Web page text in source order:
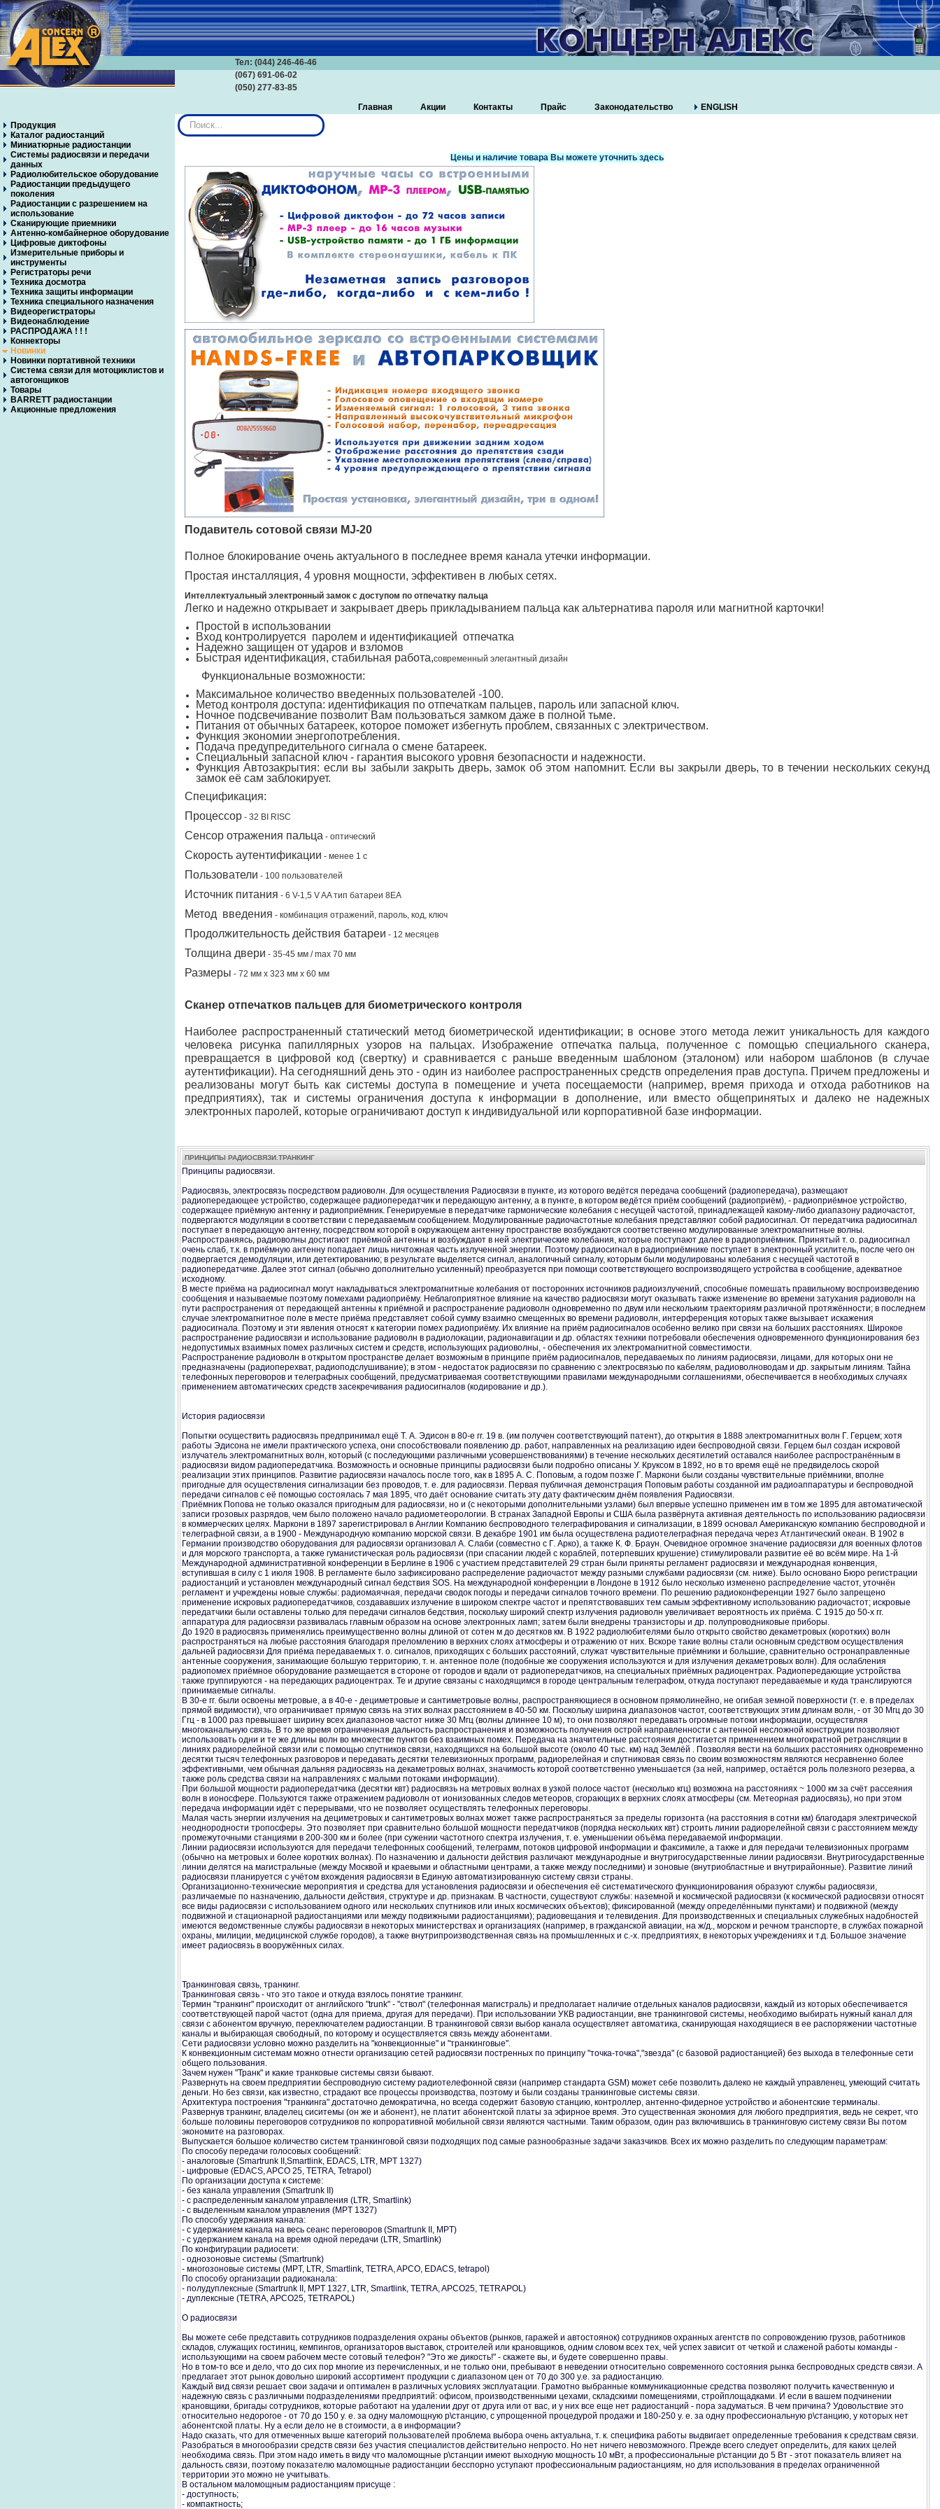
Тел: (044) 246-46-46
(067) 691-06-02
(050) 277-83-85
Главная
Акции Контакты Прайс Законодательство
ENGLISH
Продукция
Каталог радиостанций
Миниатюрные радиостанции
Системы радиосвязи и передачи
данных
Радиолюбительское оборудование
Радиостанции предыдущего
поколения
Радиостанции с разрешением на
использование
Сканирующие приемники
Антенно-комбайнерное оборудование
Цифровые диктофоны
Измерительные приборы и
инструменты
Регистраторы речи
Техника досмотра
Техника защиты информации
Техника специального назначения
Видеорегистраторы
Видеонаблюдение
РАСПРОДАЖА ! ! !
Коннекторы
Новинки
Новинки портативной техники
Система связи для мотоциклистов и
автогонщиков
Товары
BARRETT радиостанции
Акционные предложения
Искать...
Цены и наличие товара Вы можете уточнить здесь
Подавитель сотовой связи MJ-20
Полное блокирование очень актуального в последнее время канала утечки информации.
Простая инсталляция, 4 уровня мощности, эффективен в любых сетях.
Интеллектуальный электронный замок с доступом по отпечатку пальца
Легко и надежно открывает и закрывает дверь прикладыванием пальца как альтернатива пароля или магнитной карточки!
Простой в использовании
Вход контролируется паролем и идентификацией отпечатка
Надежно защищен от ударов и взломов
Быстрая идентификация, стабильная работа,современный элегантный дизайн
Функциональные возможности:
Максимальное количество введенных пользователей -100.
Метод контроля доступа: идентификация по отпечаткам пальцев, пароль или запасной ключ.
Ночное подсвечивание позволит Вам пользоваться замком даже в полной тьме.
Питания от обычных батареек, которое поможет избегнуть проблем, связанных с электричеством.
Функция экономии энергопотребления.
Подача предупредительного сигнала о смене батареек.
Специальный запасной ключ - гарантия высокого уровня безопасности и надежности.
Функция Автозакрытия: если вы забыли закрыть дверь, замок об этом напомнит. Если вы закрыли дверь, то в течении нескольких секунд
замок её сам заблокирует.
Спецификация:
Процессор - 32 BІ RІSC
Сенсор отражения пальца - оптический
Скорость аутентификации - менее 1 с
Пользователи - 100 пользователей
Источник питания - 6 V-1,5 V AA тип батареи 8EA
Метод введения - комбинация отражений, пароль, код, ключ
Продолжительность действия батареи - 12 месяцев
Толщина двери - 35-45 мм / max 70 мм
Размеры - 72 мм x 323 мм x 60 мм
Сканер отпечатков пальцев для биометрического контроля
Наиболее распространенный статический метод биометрической идентификации; в основе этого метода лежит уникальность для каждого
человека рисунка папиллярных узоров на пальцах. Изображение отпечатка пальца, полученное с помощью специального сканера,
превращается в цифровой код (свертку) и сравнивается с раньше введенным шаблоном (эталоном) или набором шаблонов (в случае
аутентификации). На сегодняшний день это - один из наиболее распространенных средств определения прав доступа. Причем предложены и
реализованы могут быть как системы доступа в помещение и учета посещаемости (например, время прихода и отхода работников на
предприятиях), так и системы ограничения доступа к информации в дополнение, или вместо общепринятых и далеко не надежных
электронных паролей, которые ограничивают доступ к индивидуальной или корпоративной базе информации.
ПРИНЦИПЫ РАДИОСВЯЗИ.ТРАНКИНГ
Принципы радиосвязи.
Радиосвязь, электросвязь посредством радиоволн. Для осуществления Радиосвязи в пункте, из которого ведётся передача сообщений (радиопередача), размещают
радиопередающее устройство, содержащее радиопередатчик и передающую антенну, а в пункте, в котором ведётся приём сообщений (радиоприём), - радиоприёмное устройство,
содержащее приёмную антенну и радиоприёмник. Генерируемые в передатчике гармонические колебания с несущей частотой, принадлежащей какому-либо диапазону радиочастот,
подвергаются модуляции в соответствии с передаваемым сообщением. Модулированные радиочастотные колебания представляют собой радиосигнал. От передатчика радиосигнал
поступает в передающую антенну, посредством которой в окружающем антенну пространстве возбуждаются соответственно модулированные электромагнитные волны.
Распространяясь, радиоволны достигают приёмной антенны и возбуждают в ней электрические колебания, которые поступают далее в радиоприёмник. Принятый т. о. радиосигнал
очень слаб, т.к. в приёмную антенну попадает лишь ничтожная часть излученной энергии. Поэтому радиосигнал в радиоприёмнике поступает в электронный усилитель, после чего он
подвергается демодуляции, или детектированию; в результате выделяется сигнал, аналогичный сигналу, которым были модулированы колебания с несущей частотой в
радиопередатчике. Далее этот сигнал (обычно дополнительно усиленный) преобразуется при помощи соответствующего воспроизводящего устройства в сообщение, адекватное
исходному.
В месте приёма на радиосигнал могут накладываться электромагнитные колебания от посторонних источников радиоизлучений, способные помешать правильному воспроизведению
сообщения и называемые поэтому помехами радиоприёму. Неблагоприятное влияние на качество радиосвязи могут оказывать также изменение во времени затухания радиоволн на
пути распространения от передающей антенны к приёмной и распространение радиоволн одновременно по двум или нескольким траекториям различной протяжённости; в последнем
случае электромагнитное поле в месте приёма представляет собой сумму взаимно смещенных во времени радиоволн, интерференция которых также вызывает искажения
радиосигнала. Поэтому и эти явления относят к категории помех радиоприёму. Их влияние на приём радиосигналов особенно велико при связи на больших расстояниях. Широкое
распространение радиосвязи и использование радиоволн в радиолокации, радионавигации и др. областях техники потребовали обеспечения одновременного функционирования без
недопустимых взаимных помех различных систем и средств, использующих радиоволны, - обеспечения их электромагнитной совместимости.
Распространение радиоволн в открытом пространстве делает возможным в принципе приём радиосигналов, передаваемых по линиям радиосвязи, лицами, для которых они не
предназначены (радиоперехват, радиоподслушивание); в этом - недостаток радиосвязи по сравнению с электросвязью по кабелям, радиоволноводам и др. закрытым линиям. Тайна
телефонных переговоров и телеграфных сообщений, предусматриваемая соответствующими правилами международными соглашениями, обеспечивается в необходимых случаях
применением автоматических средств засекречивания радиосигналов (кодирование и др.).
История радиосвязи
Попытки осуществить радиосвязь предпринимал ещё Т. А. Эдисон в 80-е гг. 19 в. (им получен соответствующий патент), до открытия в 1888 электромагнитных волн Г. Герцем; хотя
работы Эдисона не имели практического успеха, они способствовали появлению др. работ, направленных на реализацию идеи беспроводной связи. Герцем был создан искровой
излучатель электромагнитных волн, который (с последующими различными усовершенствованиями) в течение нескольких десятилетий оставался наиболее распространённым в
радиосвязи видом радиопередатчика. Возможность и основные принципы радиосвязи были подробно описаны У. Круксом в 1892, но в то время ещё не предвиделось скорой
реализации этих принципов. Развитие радиосвязи началось после того, как в 1895 А. С. Поповым, а годом позже Г. Маркони были созданы чувствительные приёмники, вполне
пригодные для осуществления сигнализации без проводов, т. е. для радиосвязи. Первая публичная демонстрация Поповым работы созданной им радиоаппаратуры и беспроводной
передачи сигналов с её помощью состоялась 7 мая 1895, что даёт основание считать эту дату фактическим днём появления Радиосвязи.
Приёмник Попова не только оказался пригодным для радиосвязи, но и (с некоторыми дополнительными узлами) был впервые успешно применен им в том же 1895 для автоматической
записи грозовых разрядов, чем было положено начало радиометеорологии. В странах Западной Европы и США была развёрнута активная деятельность по использованию радиосвязи
в коммерческих целях. Маркони в 1897 зарегистрировал в Англии Компанию беспроводного телеграфирования и сигнализации, в 1899 основал Американскую компанию беспроводной и
телеграфной связи, а в 1900 - Международную компанию морской связи. В декабре 1901 им была осуществлена радиотелеграфная передача через Атлантический океан. В 1902 в
Германии производство оборудования для радиосвязи организовал А. Слаби (совместно с Г. Арко), а также К. Ф. Браун. Очевидное огромное значение радиосвязи для военных флотов
и для морского транспорта, а также гуманистическая роль радиосвязи (при спасании людей с кораблей, потерпевших крушение) стимулировали развитие её во всём мире. На 1-й
Международной административной конференции в Берлине в 1906 с участием представителей 29 стран были приняты регламент радиосвязи и международная конвенция,
вступившая в силу с 1 июля 1908. В регламенте было зафиксировано распределение радиочастот между разными службами радиосвязи (см. ниже). Было основано Бюро регистрации
радиостанций и установлен международный сигнал бедствия SOS. На международной конференции в Лондоне в 1912 было несколько изменено распределение частот, уточнён
регламент и учреждены новые службы: радиомаячная, передачи сводок погоды и передачи сигналов точного времени. По решению радиоконференции 1927 было запрещено
применение искровых радиопередатчиков, создававших излучение в широком спектре частот и препятствовавших тем самым эффективному использованию радиочастот; искровые
передатчики были оставлены только для передачи сигналов бедствия, поскольку широкий спектр излучения радиоволн увеличивает вероятность их приёма. С 1915 до 50-х гг.
аппаратура для радиосвязи развивалась главным образом на основе электронных ламп; затем были внедрены транзисторы и др. полупроводниковые приборы.
До 1920 в радиосвязь применялись преимущественно волны длиной от сотен м до десятков км. В 1922 радиолюбителями было открыто свойство декаметровых (коротких) волн
распространяться на любые расстояния благодаря преломлению в верхних слоях атмосферы и отражению от них. Вскоре такие волны стали основным средством осуществления
дальней радиосвязи Для приёма передаваемых т. о. сигналов, приходящих с больших расстояний, служат чувствительные приёмники и большие, сравнительно остронаправленные
антенные сооружения, занимающие большую территорию, т. н. антенное поле (подобные же сооружения используются и для излучения декаметровых волн). Для ослабления
радиопомех приёмное оборудование размещается в стороне от городов и вдали от радиопередатчиков, на специальных приёмных радиоцентрах. Радиопередающие устройства
также группируются - на передающих радиоцентрах. Те и другие связаны с находящимся в городе центральным телеграфом, откуда поступают передаваемые и куда транслируются
принимаемые сигналы.
В 30-е гг. были освоены метровые, а в 40-е - дециметровые и сантиметровые волны, распространяющиеся в основном прямолинейно, не огибая земной поверхности (т. е. в пределах
прямой видимости), что ограничивает прямую связь на этих волнах расстоянием в 40-50 км. Поскольку ширина диапазонов частот, соответствующих этим длинам волн, - от 30 Мгц до 30
Ггц - в 1000 раз превышает ширину всех диапазонов частот ниже 30 Мгц (волны длиннее 10 м), то они позволяют передавать огромные потоки информации, осуществляя
многоканальную связь. В то же время ограниченная дальность распространения и возможность получения острой направленности с антенной несложной конструкции позволяют
использовать одни и те же длины волн во множестве пунктов без взаимных помех. Передача на значительные расстояния достигается применением многократной ретрансляции в
линиях радиорелейной связи или с помощью спутников связи, находящихся на большой высоте (около 40 тыс. км) над Землёй . Позволяя вести на больших расстояниях одновременно
десятки тысяч телефонных разговоров и передавать десятки телевизионных программ, радиорелейная и спутниковая связь по своим возможностям являются несравненно более
эффективными, чем обычная дальняя радиосвязь на декаметровых волнах, значимость которой соответственно уменьшается (за ней, например, остаётся роль полезного резерва, а
также роль средства связи на направлениях с малыми потоками информации).
При большой мощности радиопередатчика (десятки квт) радиосвязь на метровых волнах в узкой полосе частот (несколько кгц) возможна на расстояниях ~ 1000 км за счёт рассеяния
волн в ионосфере. Пользуются также отражением радиоволн от ионизованных следов метеоров, сгорающих в верхних слоях атмосферы (см. Метеорная радиосвязь), но при этом
передача информации идёт с перерывами, что не позволяет осуществлять телефонных переговоры.
Малая часть энергии излучения на дециметровых и сантиметровых волнах может также распространяться за пределы горизонта (на расстояния в сотни км) благодаря электрической
неоднородности тропосферы. Это позволяет при сравнительно большой мощности передатчиков (порядка нескольких квт) строить линии радиорелейной связи с расстоянием между
промежуточными станциями в 200-300 км и более (при сужении частотного спектра излучения, т. е. уменьшении объёма передаваемой информации.
Линии радиосвязи используются для передачи телефонных сообщений, телеграмм, потоков цифровой информации и факсимиле, а также и для передачи телевизионных программ
(обычно на метровых и более коротких волнах). По назначению и дальности действия различают международные и внутригосударственные линии радиосвязи. Внутригосударственные
линии делятся на магистральные (между Москвой и краевыми и областными центрами, а также между последними) и зоновые (внутриобластные и внутрирайонные). Развитие линий
радиосвязи планируется с учётом вхождения радиосвязи в Единую автоматизированную систему связи страны.
Организационно-технические мероприятия и средства для установления радиосвязи и обеспечения её систематического функционирования образуют службы радиосвязи,
различаемые по назначению, дальности действия, структуре и др. признакам. В частности, существуют службы: наземной и космической радиосвязи (к космической радиосвязи относят
все виды радиосвязи с использованием одного или нескольких спутников или иных космических объектов); фиксированной (между определёнными пунктами) и подвижной (между
подвижной и стационарной радиостанциями или между подвижными радиостанциями); радиовещания и телевидения. Для производственных и специальных служебных надобностей
имеются ведомственные службы радиосвязи в некоторых министерствах и организациях (например, в гражданской авиации, на ж/д., морском и речном транспорте, в службах пожарной
охраны, милиции, медицинской службе городов), а также внутрипроизводственная связь на промышленных и с.-х. предприятиях, в некоторых учреждениях и т.д. Большое значение
имеет радиосвязь в вооружённых силах.
Транкинговая связь, транкинг.
Транкинговая связь - что это такое и откуда взялось понятие транкинг.
Термин "транкинг" происходит от английского "trunk" - "ствол" (телефонная магистраль) и предполагает наличие отдельных каналов радиосвязи, каждый из которых обеспечивается
соответствующей парой частот (одна для приема, другая для передачи). При использовании УКВ радиостанции, вне транкинговой системы, необходимо выбирать нужный канал для
связи с абонентом вручную, переключателем радиостанции. В транкинговой связи выбор канала осуществляет автоматика, сканирующая находящиеся в ее распоряжении частотные
каналы и выбирающая свободный, по которому и осуществляется связь между абонентами.
Сети радиосвязи условно можно разделить на "конвекционные" и "транкинговые".
К конвекционным системам можно отнести организацию сетей радиосвязи постренных по принципу "точка-точка","звезда" (с базовой радиостанцией) без выхода в телефонные сети
общего пользования.
Зачем нужен "Транк" и какие транковые системы связи бывают.
Развернуть на своем предприятии беспроводную систему радиотелефонной связи (например стандарта GSM) может себе позволить далеко не каждый управленец, умеющий считать
деньги. Но без связи, как известно, страдают все процессы производства, поэтому и были созданы транкинговые системы связи.
Архитектура построения "транкинга" достаточно демократична, но всегда содержит базовую станцию, контроллер, антенно-фидерное устройство и абонентские терминалы.
Развернув транкинг, владелец сиситемы (он же и абонент), не платит абонентской платы за эфирное время. Это существенная экономия для любого предприятия, ведь не секрет, что
больше половины переговоров сотрудников по копроративной мобильной связи являются частными. Таким образом, один раз включившись в транкинговую систему связи Вы потом
экономите на разговорах.
Выпускается большое количество систем транкинговой связи подходящих под самые разнообразные задачи заказчиков. Всех их можно разделить по следующим параметрам:
По способу передачи голосовых сообщений:
- аналоговые (Smartrunk II,Smartlink, EDACS, LTR, MPT 1327)
- цифровые (EDACS, APCO 25, TETRA, Tetrapol)
По организации доступа к системе:
- без канала управления (Smartrunk II)
- с распределенным каналом управления (LTR, Smartlink)
- с выделенным каналом управления (MPT 1327)
По способу удержания канала:
- с удержанием канала на весь сеанс переговоров (Smartrunk II, MPT)
- с удержанием канала на время одной передачи (LTR, Smartlink)
По конфигурации радиосети:
- однозоновые системы (Smartrunk)
- многозоновые системы (MPT, LTR, Smartlink, TETRA, APCO, EDACS, tetrapol)
По способу организации радиоканала:
- полудуплексные (Smartrunk II, MPT 1327, LTR, Smartlink, TETRA, APCO25, TETRAPOL)
- дуплексные (TETRA, APCO25, TETRAPOL)
О радиосвязи
Вы можете себе представить сотрудников подразделения охраны объектов (рынков, гаражей и автостоянок) сотрудников охранных агентств по сопровождению грузов, работников
складов, служащих гостиниц, кемпингов, организаторов выставок, строителей или крановщиков, одним словом всех тех, чей успех зависит от четкой и слаженой работы команды -
использующими на своем рабочем месте сотовый телефон? "Это же дикость!" - скажете вы, и будете совершенно правы.
Но в том-то все и дело, что до сих пор многие из перечисленных, и не только они, пребывают в неведении относительно современного состояния рынка беспроводных средств связи. А
предлагает этот рынок довольно широкий ассортимент продукции с диапазоном цен от 70 до 300 у.е. за радиостанцию.
Каждый вид связи решает свои задачи и оптимален в различных условиях эксплуатации. Грамотно выбранные коммуникационные средства позволяют получить качественную и
надежную связь с различными подразделениями предприятий: офисом, производственными цехами, складскими помещениями, стройплощадками. И если в вашем подчинении
крановщики, бригады сотрудников, которые работают на удалении друг от друга или от вас, и у них все еще нет радиостанций - пора задуматься. В чем причина? Удовольствие это
относительно недорогое - от 70 до 150 у. е. за одну маломощную р\станцию, с упрощенной процедурой продажи и 180-250 у. е. за одну профессиональную р\станцию, у которых нет
абонентской платы. Ну а если дело не в стоимости, а в информации?
Надо сказать, что для отмеченных выше категорий пользователей проблема выбора очень актуальна, т. к. специфика работы выдвигает определенные требования к средствам связи.
Разобраться в многообразии средств связи без участия специалистов действительно непросто. Но нет ничего невозможного. Прежде всего следует определить, для каких целей
необходима связь. При этом надо иметь в виду что маломощные р\станции имеют выходную мощность 10 мВт, а профессиональные р\станции до 5 Вт - этот показатель влияет на
дальность связи, поэтому показателю маломощные радиостанции бесспорно уступают профессиональным радиостанциям, но для использования в пределах ограниченной
территории это можно не учитывать.
В остальном маломощным радиостанциям присуще :
- доступность;
- компактность;